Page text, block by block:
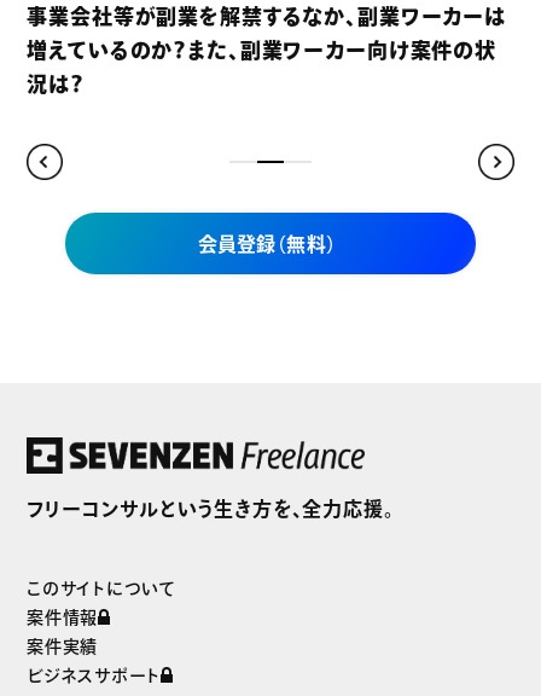
ーは
の状
賃上げが進む昨今、フリーランスコンサルタ
約単価も上昇傾向にあるのか？
会員登録（無料）
セブンゼンフリーランスだけの
独自案件をご紹介
フリーコンサルという生き方を、全力応援。
このサイトについて
案件情報
案件実績
ビジネスサポート